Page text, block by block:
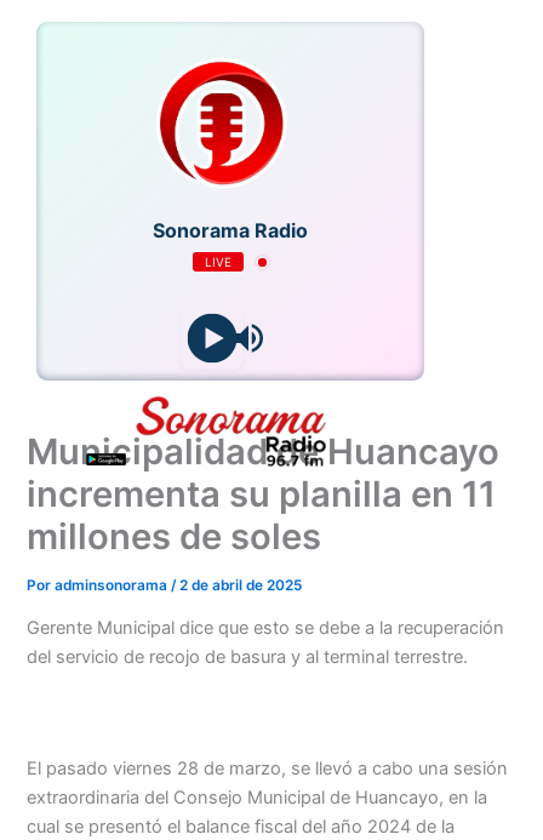
Sonorama Radio
LIVE
Municipalidad de Huancayo
incrementa su planilla en 11
millones de soles
Poradminsonorama/2 de abril de 2025
Gerente Municipal dice que esto se debe a la recuperación
del servicio de recojo de basura y al terminal terrestre.
El pasado viernes 28 de marzo, se llevó a cabo una sesión
extraordinaria del Consejo Municipal de Huancayo, en la
cual se presentó el balance fiscal del año 2024 de la